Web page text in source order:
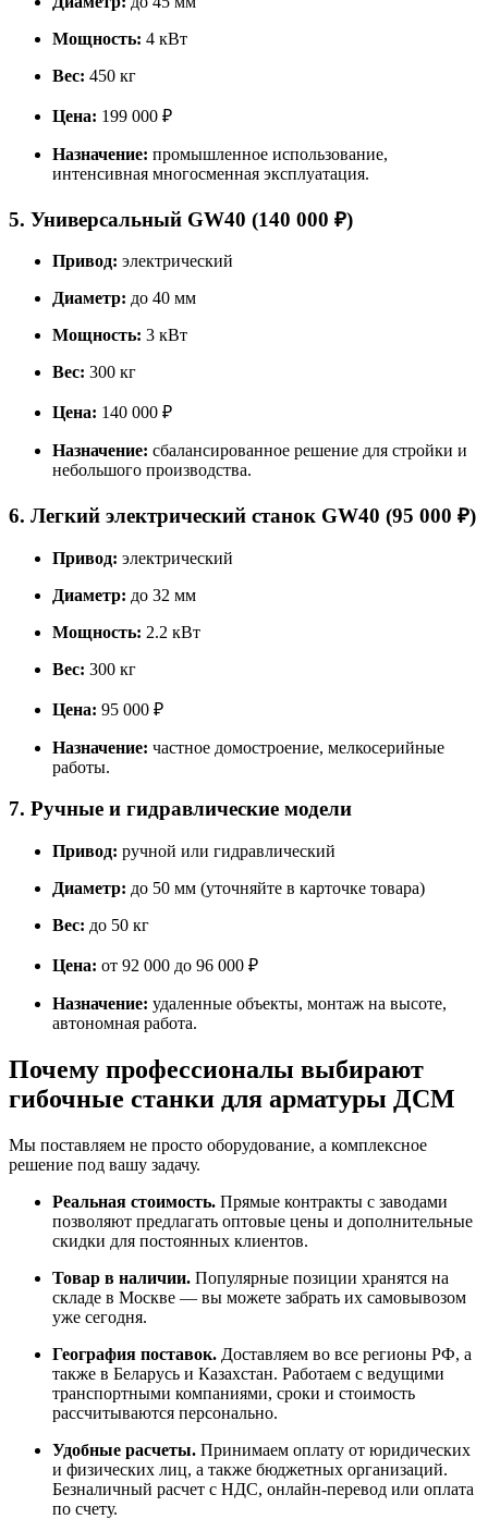
Мощность: 4 кВт
Вес: 450 кг
Цена: 199 000 ₽
Назначение: промышленное использование,
интенсивная многосменная эксплуатация.
5. Универсальный GW40 (140 000 ₽)
Привод: электрический
Диаметр: до 40 мм
Мощность: 3 кВт
Вес: 300 кг
Цена: 140 000 ₽
Назначение: сбалансированное решение для стройки и
небольшого производства.
6. Легкий электрический станок GW40 (95 000 ₽)
Привод: электрический
Диаметр: до 32 мм
Мощность: 2.2 кВт
Вес: 300 кг
Цена: 95 000 ₽
Назначение: частное домостроение, мелкосерийные
работы.
7. Ручные и гидравлические модели
Привод: ручной или гидравлический
Диаметр: до 50 мм (уточняйте в карточке товара)
Вес: до 50 кг
Цена: от 92 000 до 96 000 ₽
Назначение: удаленные объекты, монтаж на высоте,
автономная работа.
Почему профессионалы выбирают
гибочные станки для арматуры ДСМ
Мы поставляем не просто оборудование, а комплексное
решение под вашу задачу.
Реальная стоимость. Прямые контракты с заводами
позволяют предлагать оптовые цены и дополнительные
скидки для постоянных клиентов.
Товар в наличии. Популярные позиции хранятся на
складе в Москве — вы можете забрать их самовывозом
уже сегодня.
География поставок. Доставляем во все регионы РФ, а
также в Беларусь и Казахстан. Работаем с ведущими
транспортными компаниями, сроки и стоимость
рассчитываются персонально.
Удобные расчеты. Принимаем оплату от юридических
и физических лиц, а также бюджетных организаций.
Безналичный расчет с НДС, онлайн-перевод или оплата
по счету.